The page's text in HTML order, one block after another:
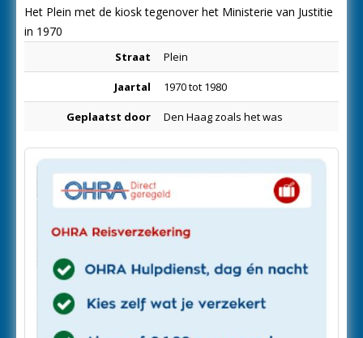
Het Plein met de kiosk tegenover het Ministerie van Justitie
in 1970
Straat Plein
Jaartal 1970 tot 1980
Geplaatst door Den Haag zoals het was